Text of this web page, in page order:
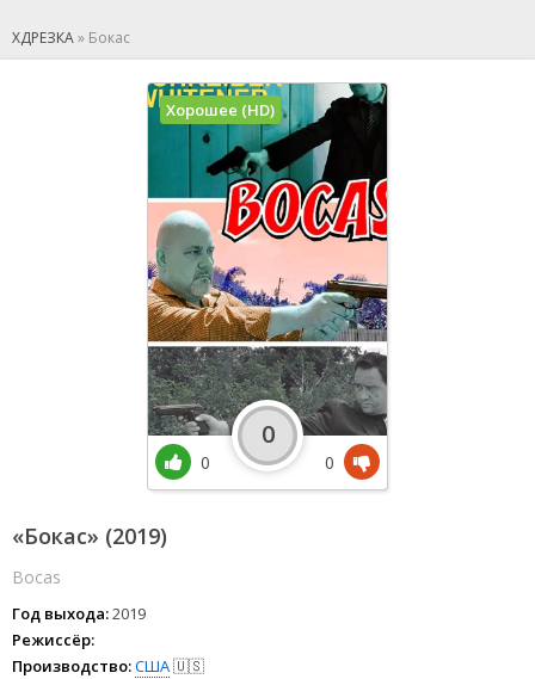
ХДРЕЗКА» Бокас
«Бокас» (2019)
Bocas
Год выхода:2019
Режиссёр:
Производство:США🇺🇸
Хорошее (HD)
0
0
0